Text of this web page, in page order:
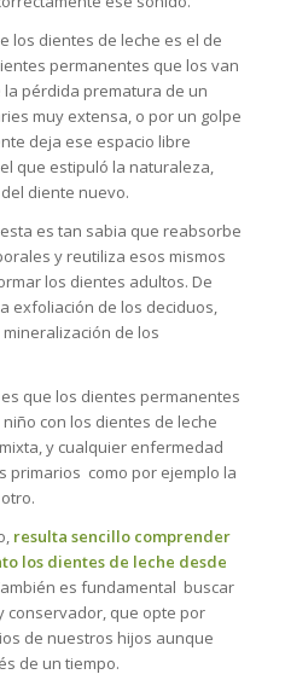
los dientes de leche es el de
permanentes que los van
pérdida prematura de un
muy extensa, o por un golpe
deja ese espacio libre
que estipuló la naturaleza,
diente nuevo.
es tan sabia que reabsorbe
y reutiliza esos mismos
los dientes adultos. De
exfoliación de los deciduos,
de los
que los dientes permanentes
con los dientes de leche
y cualquier enfermedad
primarios como por ejemplo la
resulta sencillo comprender
los dientes de leche desde
es fundamental buscar
que opte por
de nuestros hijos aunque
de un tiempo.